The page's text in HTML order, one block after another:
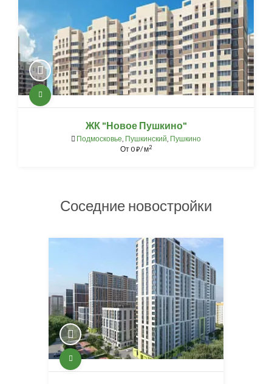
ЖК "Новое Пушкино"
Подмосковье, Пушкинский, Пушкино
От0⃏/ м2
Соседние новостройки